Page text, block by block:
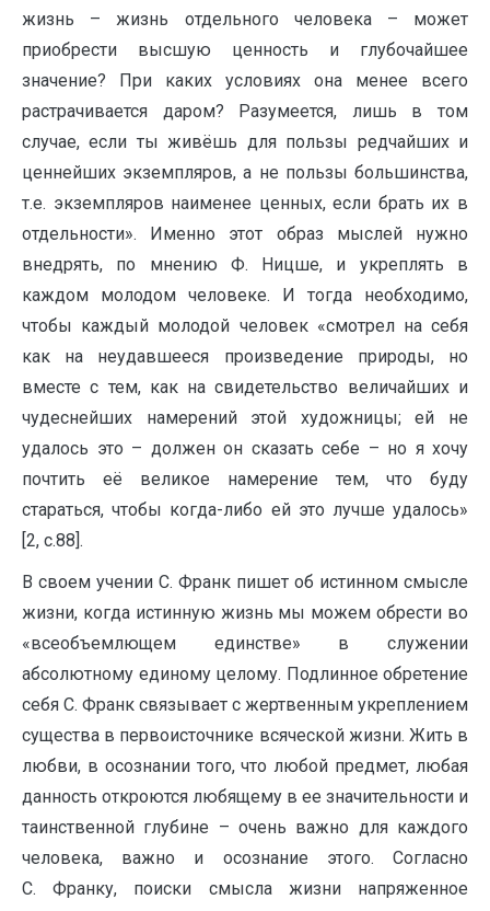
жизнь – жизнь отдельного человека – может
приобрести высшую ценность и глубочайшее
значение? При каких условиях она менее всего
растрачивается даром? Разумеется, лишь в том
случае, если ты живёшь для пользы редчайших и
ценнейших экземпляров, а не пользы большинства,
т.е. экземпляров наименее ценных, если брать их в
отдельности». Именно этот образ мыслей нужно
внедрять, по мнению Ф. Ницше, и укреплять в
каждом молодом человеке. И тогда необходимо,
чтобы каждый молодой человек «смотрел на себя
как на неудавшееся произведение природы, но
вместе с тем, как на свидетельство величайших и
чудеснейших намерений этой художницы; ей не
удалось это – должен он сказать себе – но я хочу
почтить её великое намерение тем, что буду
стараться, чтобы когда-либо ей это лучше удалось»
[2, с.88].
В своем учении С. Франк пишет об истинном смысле
жизни, когда истинную жизнь мы можем обрести во
«всеобъемлющем единстве» в служении
абсолютному единому целому. Подлинное обретение
себя С. Франк связывает с жертвенным укреплением
существа в первоисточнике всяческой жизни. Жить в
любви, в осознании того, что любой предмет, любая
данность откроются любящему в ее значительности и
таинственной глубине – очень важно для каждого
человека, важно и осознание этого. Согласно
С. Франку, поиски смысла жизни напряженное